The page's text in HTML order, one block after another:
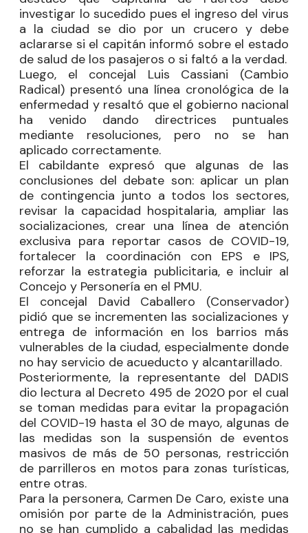
investigar lo sucedido pues el ingreso del virus
a la ciudad se dio por un crucero y debe
aclararse si el capitán informó sobre el estado
de salud de los pasajeros o si faltó a la verdad.
Luego, el concejal Luis Cassiani (Cambio
Radical) presentó una línea cronológica de la
enfermedad y resaltó que el gobierno nacional
ha venido dando directrices puntuales
mediante resoluciones, pero no se han
aplicado correctamente.
El cabildante expresó que algunas de las
conclusiones del debate son: aplicar un plan
de contingencia junto a todos los sectores,
revisar la capacidad hospitalaria, ampliar las
socializaciones, crear una línea de atención
exclusiva para reportar casos de COVID-19,
fortalecer la coordinación con EPS e IPS,
reforzar la estrategia publicitaria, e incluir al
Concejo y Personería en el PMU.
El concejal David Caballero (Conservador)
pidió que se incrementen las socializaciones y
entrega de información en los barrios más
vulnerables de la ciudad, especialmente donde
no hay servicio de acueducto y alcantarillado.
Posteriormente, la representante del DADIS
dio lectura al Decreto 495 de 2020 por el cual
se toman medidas para evitar la propagación
del COVID-19 hasta el 30 de mayo, algunas de
las medidas son la suspensión de eventos
masivos de más de 50 personas, restricción
de parrilleros en motos para zonas turísticas,
entre otras.
Para la personera, Carmen De Caro, existe una
omisión por parte de la Administración, pues
no se han cumplido a cabalidad las medidas